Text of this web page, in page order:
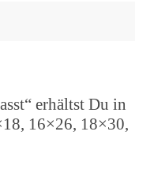
erhältst Du in
16×26, 18×30,